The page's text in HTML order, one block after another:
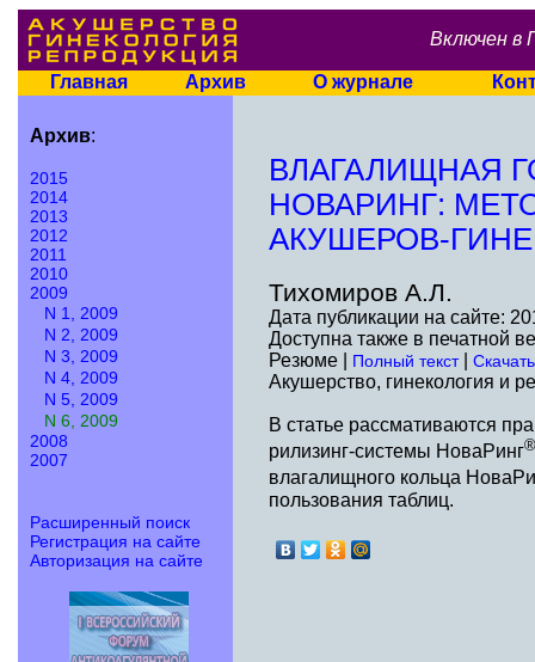
Включен в
Главная Архив О журнале
Архив:
2015
2014
2013
2012
2011
2010
2009
N 1, 2009
N 2, 2009
N 3, 2009
N 4, 2009
N 5, 2009
N 6, 2009
2008
2007
Расширенный поиск
Регистрация на сайте
Авторизация на сайте
ВЛАГАЛИЩНАЯ
НОВАРИНГ:
АКУШЕРОВ-
Тихомиров А.Л.
Дата публикации на сайте:
Доступна также в печатной
Резюме | Полный текст|
Акушерство, гинекология и
В статье рассмативаются
рилизинг-системы НоваРинг®
влагалищного кольца
пользования таблиц.